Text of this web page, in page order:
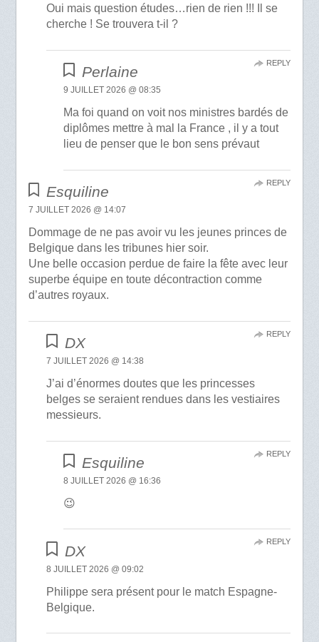
Oui mais question études…rien de rien !!! Il se
cherche ! Se trouvera t-il ?
Perlaine
9 JUILLET 2026 @ 08:35
Ma foi quand on voit nos ministres bardés de
diplômes mettre à mal la France , il y a tout
lieu de penser que le bon sens prévaut
REPLY
Esquiline
7 JUILLET 2026 @ 14:07
Dommage de ne pas avoir vu les jeunes princes de
Belgique dans les tribunes hier soir.
Une belle occasion perdue de faire la fête avec leur
superbe équipe en toute décontraction comme
d’autres royaux.
REPLY
DX
7 JUILLET 2026 @ 14:38
J’ai d’énormes doutes que les princesses
belges se seraient rendues dans les vestiaires
messieurs.
REPLY
Esquiline
8 JUILLET 2026 @ 16:36
😉
REPLY
DX
8 JUILLET 2026 @ 09:02
Philippe sera présent pour le match Espagne-
Belgique.
REPLY